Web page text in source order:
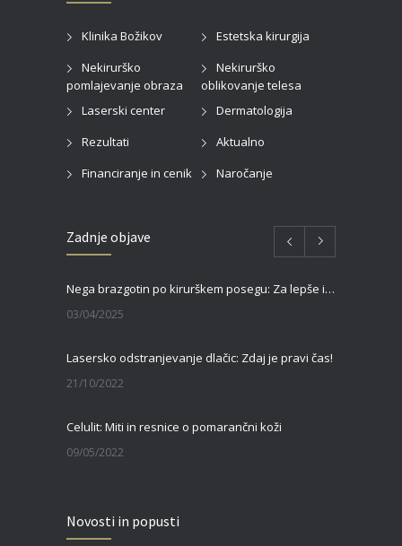
Klinika Božikov
Estetska kirurgija
Nekirurško
pomlajevanje obraza
Nekirurško
oblikovanje telesa
Laserski center
Dermatologija
Rezultati
Aktualno
Financiranje in cenik
Naročanje
Zadnje objave
03/04/2025
Lasersko odstranjevanje dlačic: Zdaj je pravi čas!
21/10/2022
Celulit: Miti in resnice o pomarančni koži
09/05/2022
27/02/2022
Novosti in popusti